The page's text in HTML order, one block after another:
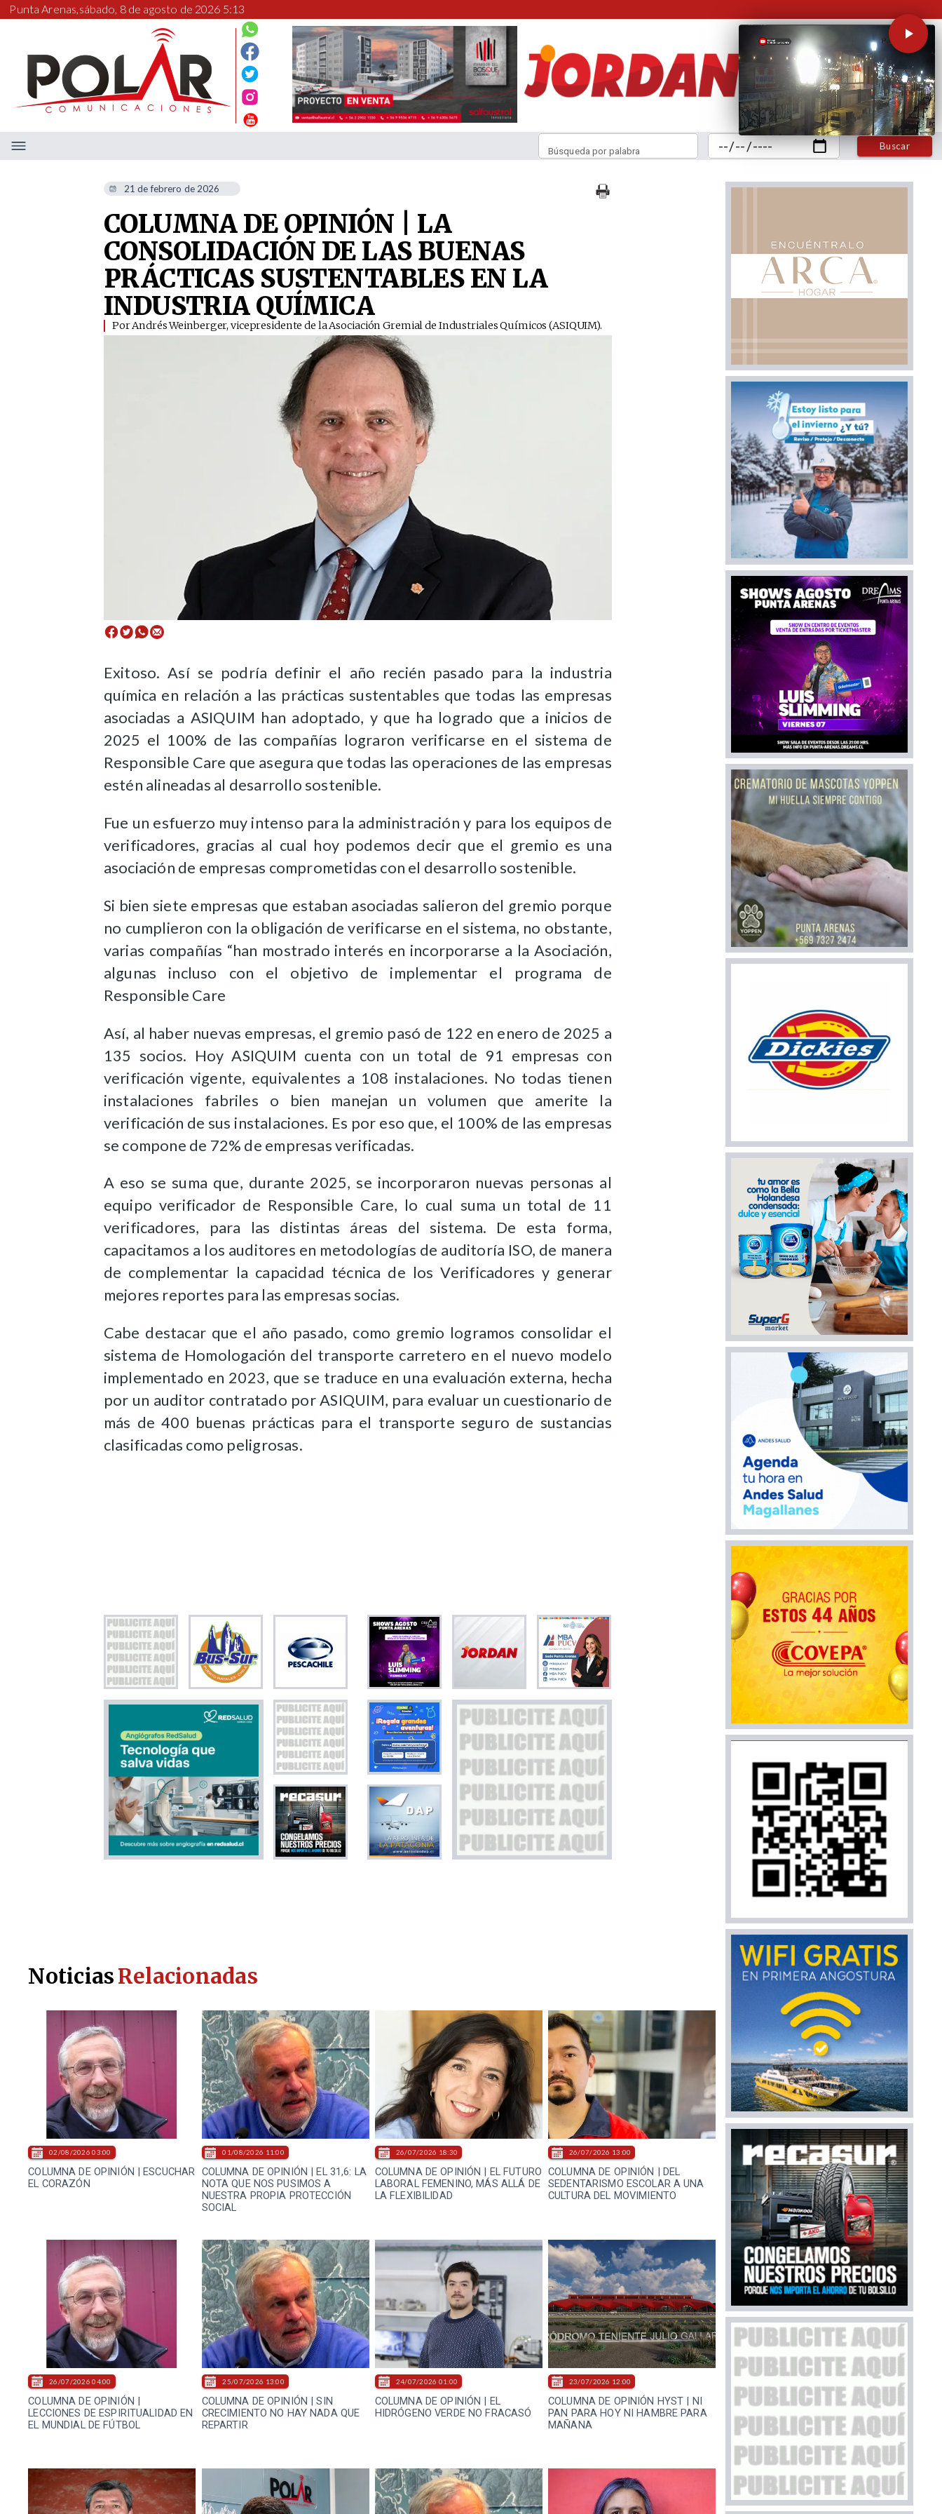
Punta Arenas,sábado, 8 de agosto de 2026 5:13
Buscar
Búsqueda por palabra
21 de febrero de 2026
COLUMNA DE OPINIÓN | LA
CONSOLIDACIÓN DE LAS BUENAS
PRÁCTICAS SUSTENTABLES EN LA
INDUSTRIA QUÍMICA
Por Andrés Weinberger, vicepresidente de la Asociación Gremial de Industriales Químicos (ASIQUIM). ​
Exitoso. Así se podría definir el año recién pasado para la industria
química en relación a las prácticas sustentables que todas las empresas
asociadas a ASIQUIM han adoptado, y que ha logrado que a inicios de
2025 el 100% de las compañías lograron verificarse en el sistema de
Responsible Care que asegura que todas las operaciones de las empresas
estén alineadas al desarrollo sostenible.
Fue un esfuerzo muy intenso para la administración y para los equipos de
verificadores, gracias al cual hoy podemos decir que el gremio es una
asociación de empresas comprometidas con el desarrollo sostenible.
Si bien siete empresas que estaban asociadas salieron del gremio porque
no cumplieron con la obligación de verificarse en el sistema, no obstante,
varias compañías “han mostrado interés en incorporarse a la Asociación,
algunas incluso con el objetivo de implementar el programa de
Responsible Care
Así, al haber nuevas empresas, el gremio pasó de 122 en enero de 2025 a
135 socios. Hoy ASIQUIM cuenta con un total de 91 empresas con
verificación vigente, equivalentes a 108 instalaciones. No todas tienen
instalaciones fabriles o bien manejan un volumen que amerite la
verificación de sus instalaciones. Es por eso que, el 100% de las empresas
se compone de 72% de empresas verificadas.
A eso se suma que, durante 2025, se incorporaron nuevas personas al
equipo verificador de Responsible Care, lo cual suma un total de 11
verificadores, para las distintas áreas del sistema. De esta forma,
capacitamos a los auditores en metodologías de auditoría ISO, de manera
de complementar la capacidad técnica de los Verificadores y generar
mejores reportes para las empresas socias.
Cabe destacar que el año pasado, como gremio logramos consolidar el
sistema de Homologación del transporte carretero en el nuevo modelo
implementado en 2023, que se traduce en una evaluación externa, hecha
por un auditor contratado por ASIQUIM, para evaluar un cuestionario de
más de 400 buenas prácticas para el transporte seguro de sustancias
clasificadas como peligrosas.
COLUMNA DE OPINIÓN | ESCUCHAR
EL CORAZÓN
02/08/2026 03:00
COLUMNA DE OPINIÓN | EL 31,6: LA
NOTA QUE NOS PUSIMOS A
NUESTRA PROPIA PROTECCIÓN
SOCIAL
01/08/2026 11:00
COLUMNA DE OPINIÓN | EL FUTURO
LABORAL FEMENINO, MÁS ALLÁ DE
LA FLEXIBILIDAD
26/07/2026 18:30
COLUMNA DE OPINIÓN | DEL
SEDENTARISMO ESCOLAR A UNA
CULTURA DEL MOVIMIENTO
26/07/2026 13:00
COLUMNA DE OPINIÓN |
LECCIONES DE ESPIRITUALIDAD EN
EL MUNDIAL DE FÚTBOL
26/07/2026 04:00
COLUMNA DE OPINIÓN | SIN
CRECIMIENTO NO HAY NADA QUE
REPARTIR
25/07/2026 13:00
COLUMNA DE OPINIÓN | EL
HIDRÓGENO VERDE NO FRACASÓ
24/07/2026 01:00
COLUMNA DE OPINIÓN HYST | NI
PAN PARA HOY NI HAMBRE PARA
MAÑANA
23/07/2026 12:00
NoticiasRelacionadas